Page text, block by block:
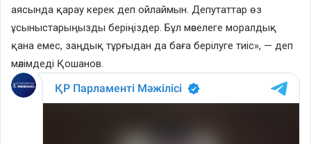
аясында қарау керек деп ойлаймын. Депутаттар өз
ұсыныстарыңызды беріңіздер. Бұл мәселеге моралдық
қана емес, заңдық тұрғыдан да баға берілуге тиіс», — деп
мәлімдеді Қошанов.